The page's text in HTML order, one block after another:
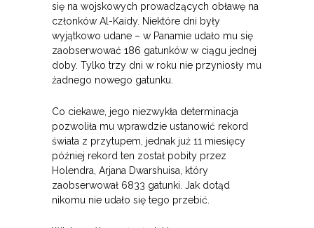
się na wojskowych prowadzących obławę na
członków Al-Kaidy. Niektóre dni były
wyjątkowo udane – w Panamie udało mu się
zaobserwować 186 gatunków w ciągu jednej
doby. Tylko trzy dni w roku nie przyniosły mu
żadnego nowego gatunku.
Co ciekawe, jego niezwykła determinacja
pozwoliła mu wprawdzie ustanowić rekord
świata z przytupem, jednak już 11 miesięcy
później rekord ten został pobity przez
Holendra, Arjana Dwarshuisa, który
zaobserwował 6833 gatunki. Jak dotąd
nikomu nie udało się tego przebić.